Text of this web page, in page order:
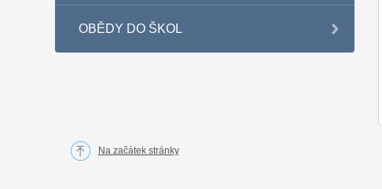
OBĚDY DO ŠKOL
Na začátek stránky